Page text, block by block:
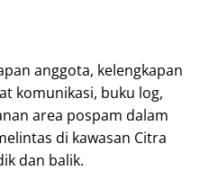
anggota, kelengkapan
komunikasi, buku log,
area pospam dalam
di kawasan Citra
dan balik.